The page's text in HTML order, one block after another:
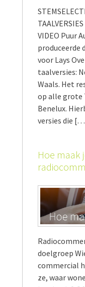
VIDEO Puur
produceerde
voor Lays
taalversies:
Waals. Het
op alle grote
Benelux.
versies die
Hoe maak
doelgroep
commercial
ze, waar